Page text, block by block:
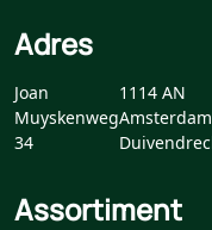
Adres
Joan
Muyskenweg
34
1114 AN
Assortiment